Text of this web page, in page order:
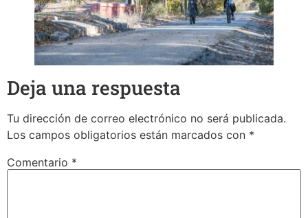
Deja una respuesta
Tu dirección de correo electrónico no será publicada.
Los campos obligatorios están marcados con *
Comentario *